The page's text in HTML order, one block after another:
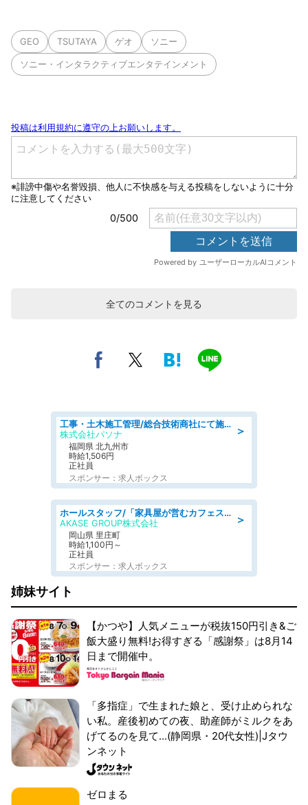
GEO TSUTAYA ゲオ ソニー
ソニー・インタラクティブエンタテインメント
全てのコメントを見る
＞
工事・土木施工管理/総合技術商社にて施工管理のお仕事/即日勤務可/車通勤可/工事・土木施工管理/生産・品質管理
株式会社パソナ
福岡県 北九州市
時給1,506円
正社員
スポンサー：求人ボックス
＞
ホールスタッフ/「家具屋が営むカフェスタッフ!」週2日～OK!嬉しいまかない付き/岡山県/浅口郡里庄町
AKASE GROUP株式会社
岡山県 里庄町
時給1,100円～
正社員
スポンサー：求人ボックス
姉妹サイト
【かつや】人気メニューが税抜150円引き&ご
飯大盛り無料!お得すぎる「感謝祭」は8月14
日まで開催中。
「多指症」で生まれた娘と、受け止められな
い私。産後初めての夜、助産師がミルクをあ
げてるのを見て...(静岡県・20代女性)|Jタウ
ンネット
ゼロまる